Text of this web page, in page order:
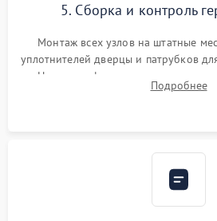
5. Сборка и контроль
Монтаж всех узлов на штатные
уплотнителей дверцы и патрубков
Надежная фиксация хомутов
сборка корпуса и установка
Подробнее